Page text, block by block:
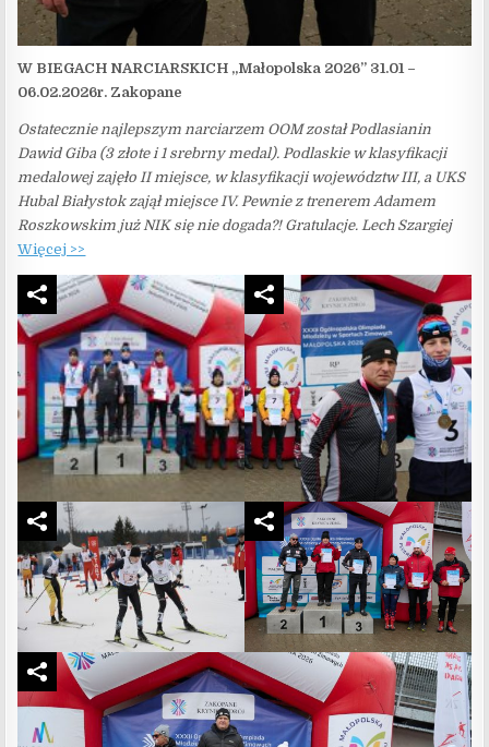
W BIEGACH NARCIARSKICH „Małopolska 2026” 31.01 –
06.02.2026r. Zakopane
Ostatecznie najlepszym narciarzem OOM został Podlasianin
Dawid Giba (3 złote i 1 srebrny medal). Podlaskie w klasyfikacji
medalowej zajęło II miejsce, w klasyfikacji województw III, a UKS
Hubal Białystok zajął miejsce IV. Pewnie z trenerem Adamem
Roszkowskim już NIK się nie dogada?! Gratulacje. Lech Szargiej
Więcej >>